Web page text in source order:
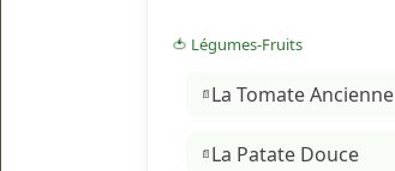
🍅 Légumes-Fruits
La Tomate Ancienne
La Patate Douce